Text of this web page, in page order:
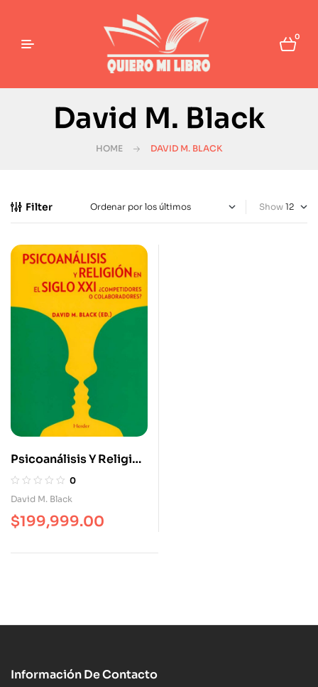
0
David M. Black
HOME DAVID M. BLACK
Filter Show
Psicoanálisis Y Religión
En El Siglo XXI
Competidores O
0
David M. Black
$199,999.00
Información De Contacto